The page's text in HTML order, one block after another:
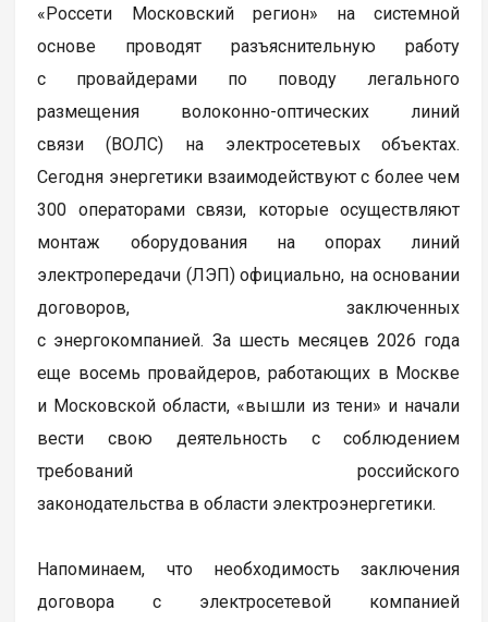
«Россети Московский регион» на системной
основе проводят разъяснительную работу
с провайдерами по поводу легального
размещения волоконно-оптических линий
связи (ВОЛС) на электросетевых объектах.
Сегодня энергетики взаимодействуют с более чем
300 операторами связи, которые осуществляют
монтаж оборудования на опорах линий
электропередачи (ЛЭП) официально, на основании
договоров, заключенных
с энергокомпанией. За шесть месяцев 2026 года
еще восемь провайдеров, работающих в Москве
и Московской области, «вышли из тени» и начали
вести свою деятельность с соблюдением
требований российского
законодательства в области электроэнергетики.
Напоминаем, что необходимость заключения
договора с электросетевой компанией